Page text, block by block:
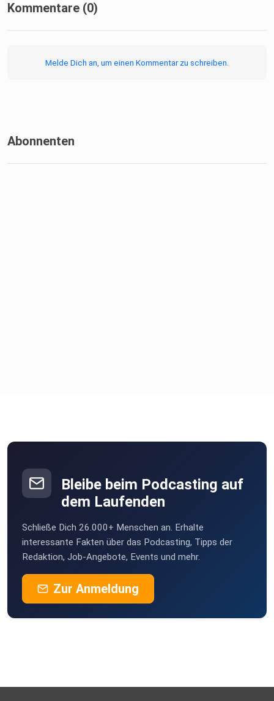
Kommentare (0)
Melde Dich an, um einen Kommentar zu schreiben.
Abonnenten
Bleibe beim Podcasting auf
dem Laufenden
Schließe Dich 26.000+ Menschen an. Erhalte
interessante Fakten über das Podcasting, Tipps der
Redaktion, Job-Angebote, Events und mehr.
Zur Anmeldung